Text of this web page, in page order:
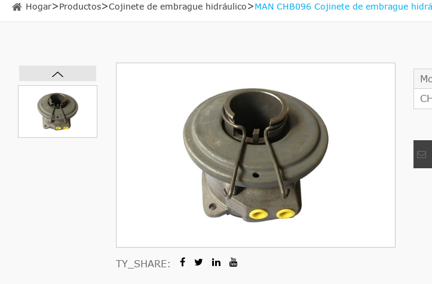
Hogar Productos Cojinete de embrague hidráulico MAN CHB096 Cojinete de embrague
TY_SHARE: